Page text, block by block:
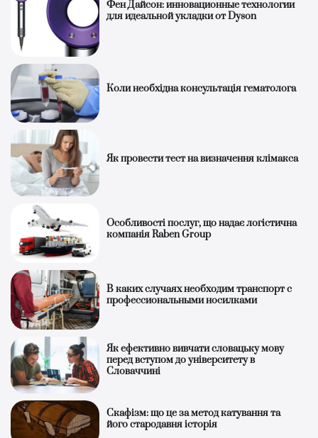
Фен Дайсон: инновационные технологии
для идеальной укладки от Dyson
Коли необхідна консультація гематолога
Як провести тест на визначення клімакса
Особливості послуг, що надає логістична
компанія Raben Group
В каких случаях необходим транспорт с
профессиональными носилками
Як ефективно вивчати словацьку мову
перед вступом до університету в
Словаччині
Скафізм: що це за метод катування та
його стародавня історія